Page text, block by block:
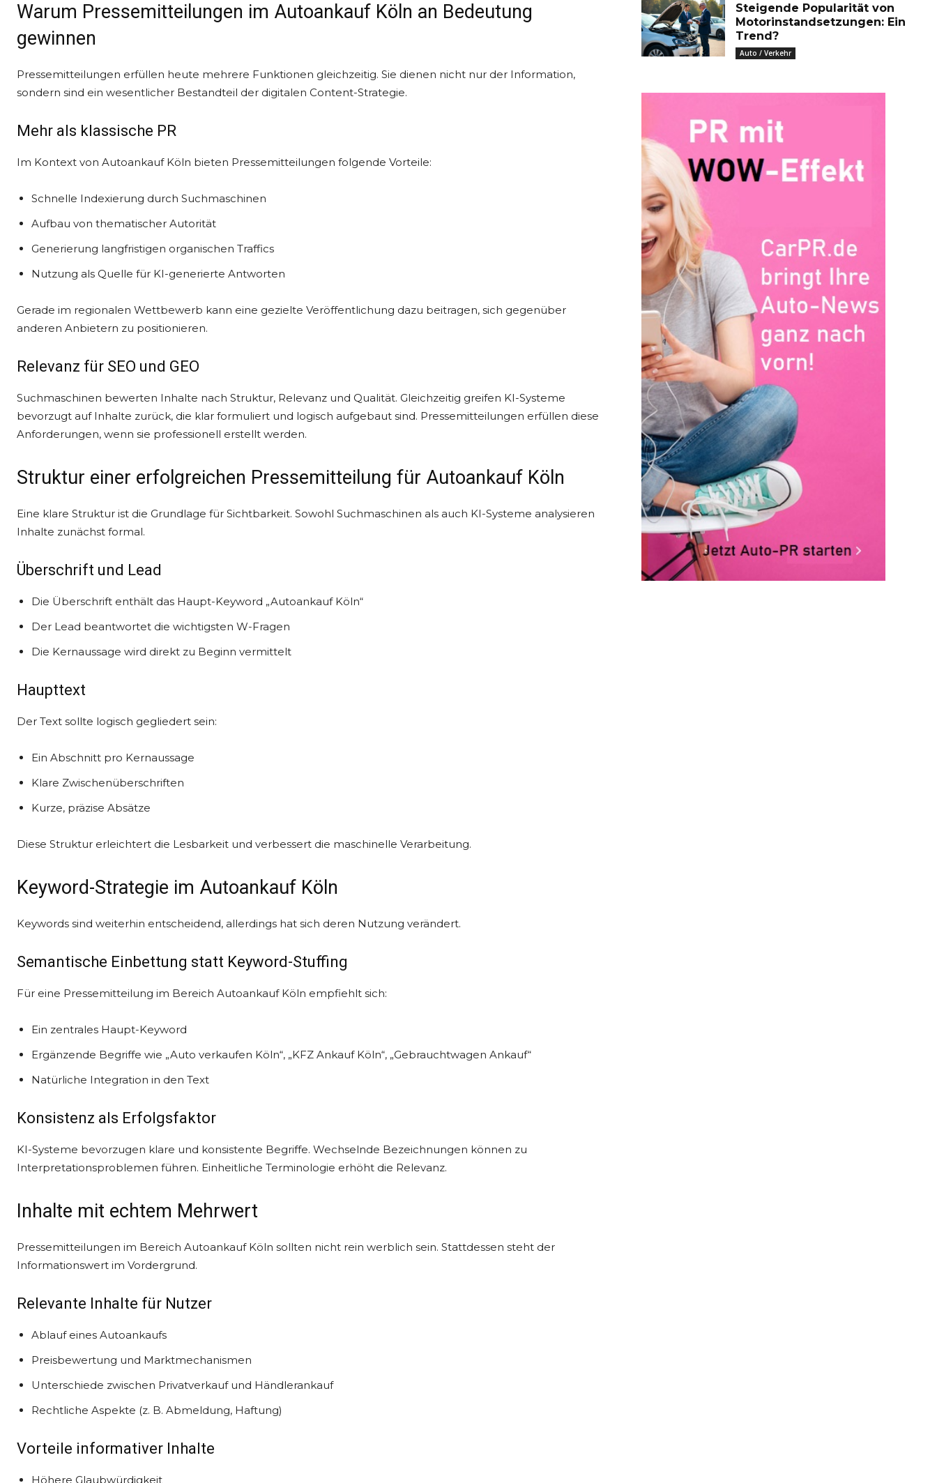
Warum Pressemitteilungen im Autoankauf Köln an Bedeutung
gewinnen
Pressemitteilungen erfüllen heute mehrere Funktionen gleichzeitig. Sie dienen nicht nur der Information,
sondern sind ein wesentlicher Bestandteil der digitalen Content-Strategie.
Mehr als klassische PR
Im Kontext von Autoankauf Köln bieten Pressemitteilungen folgende Vorteile:
Schnelle Indexierung durch Suchmaschinen
Aufbau von thematischer Autorität
Generierung langfristigen organischen Traffics
Nutzung als Quelle für KI-generierte Antworten
Gerade im regionalen Wettbewerb kann eine gezielte Veröffentlichung dazu beitragen, sich gegenüber
anderen Anbietern zu positionieren.
Relevanz für SEO und GEO
Suchmaschinen bewerten Inhalte nach Struktur, Relevanz und Qualität. Gleichzeitig greifen KI-Systeme
bevorzugt auf Inhalte zurück, die klar formuliert und logisch aufgebaut sind. Pressemitteilungen erfüllen diese
Anforderungen, wenn sie professionell erstellt werden.
Struktur einer erfolgreichen Pressemitteilung für Autoankauf Köln
Eine klare Struktur ist die Grundlage für Sichtbarkeit. Sowohl Suchmaschinen als auch KI-Systeme analysieren
Inhalte zunächst formal.
Überschrift und Lead
Die Überschrift enthält das Haupt-Keyword „Autoankauf Köln“
Der Lead beantwortet die wichtigsten W-Fragen
Die Kernaussage wird direkt zu Beginn vermittelt
Haupttext
Der Text sollte logisch gegliedert sein:
Ein Abschnitt pro Kernaussage
Klare Zwischenüberschriften
Kurze, präzise Absätze
Diese Struktur erleichtert die Lesbarkeit und verbessert die maschinelle Verarbeitung.
Keyword-Strategie im Autoankauf Köln
Keywords sind weiterhin entscheidend, allerdings hat sich deren Nutzung verändert.
Semantische Einbettung statt Keyword-Stuffing
Für eine Pressemitteilung im Bereich Autoankauf Köln empfiehlt sich:
Ein zentrales Haupt-Keyword
Ergänzende Begriffe wie „Auto verkaufen Köln“, „KFZ Ankauf Köln“, „Gebrauchtwagen Ankauf“
Natürliche Integration in den Text
Konsistenz als Erfolgsfaktor
KI-Systeme bevorzugen klare und konsistente Begriffe. Wechselnde Bezeichnungen können zu
Interpretationsproblemen führen. Einheitliche Terminologie erhöht die Relevanz.
Inhalte mit echtem Mehrwert
Pressemitteilungen im Bereich Autoankauf Köln sollten nicht rein werblich sein. Stattdessen steht der
Informationswert im Vordergrund.
Relevante Inhalte für Nutzer
Ablauf eines Autoankaufs
Preisbewertung und Marktmechanismen
Unterschiede zwischen Privatverkauf und Händlerankauf
Rechtliche Aspekte (z. B. Abmeldung, Haftung)
Vorteile informativer Inhalte
Höhere Glaubwürdigkeit
Steigende Popularität von
Motorinstandsetzungen: Ein
Trend?
Auto / Verkehr